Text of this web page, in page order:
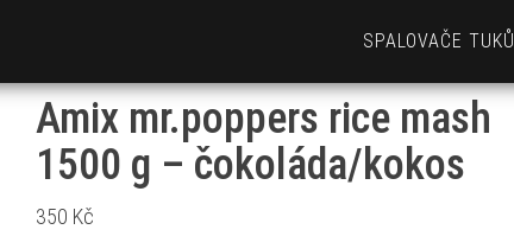
SPALOVAČE TUKŮ
Amix mr.poppers rice mash
1500 g – čokoláda/kokos
350 Kč